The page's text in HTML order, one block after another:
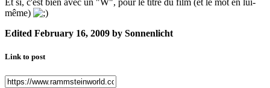
Et si, c'est bien avec un "W", pour le titre du film (et le mot en lui-
même)
Edited February 16, 2009 by Sonnenlicht
Link to post